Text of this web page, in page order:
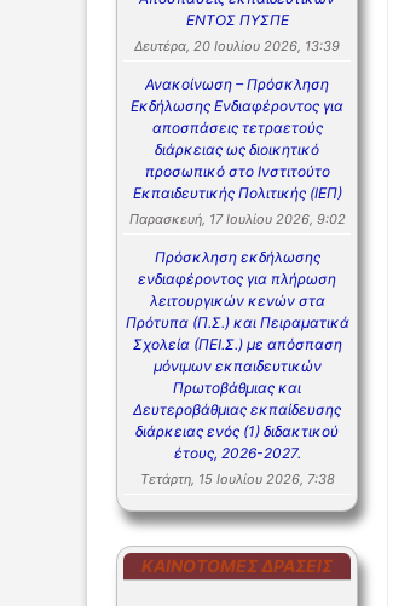
ΕΝΤΟΣ ΠΥΣΠΕ
Δευτέρα, 20 Ιουλίου 2026, 13:39
Ανακοίνωση – Πρόσκληση
Εκδήλωσης Ενδιαφέροντος για
αποσπάσεις τετραετούς
διάρκειας ως διοικητικό
προσωπικό στο Ινστιτούτο
Εκπαιδευτικής Πολιτικής (ΙΕΠ)
Παρασκευή, 17 Ιουλίου 2026, 9:02
Πρόσκληση εκδήλωσης
ενδιαφέροντος για πλήρωση
λειτουργικών κενών στα
Πρότυπα (Π.Σ.) και Πειραματικά
Σχολεία (ΠΕΙ.Σ.) με απόσπαση
μόνιμων εκπαιδευτικών
Πρωτοβάθμιας και
Δευτεροβάθμιας εκπαίδευσης
διάρκειας ενός (1) διδακτικού
έτους, 2026-2027.
Τετάρτη, 15 Ιουλίου 2026, 7:38
ΚΑΙΝΟΤΌΜΕΣ ΔΡΆΣΕΙΣ